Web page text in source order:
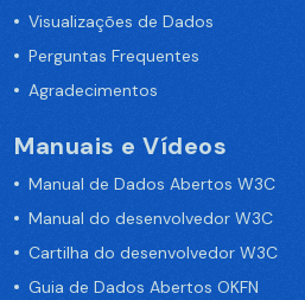
Visualizações de Dados
Perguntas Frequentes
Agradecimentos
Manuais e Vídeos
Manual de Dados Abertos W3C
Manual do desenvolvedor W3C
Cartilha do desenvolvedor W3C
Guia de Dados Abertos OKFN